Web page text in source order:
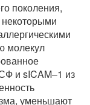
поколения,
некоторыми
молекул
и sICAM–1 из
уменьшают